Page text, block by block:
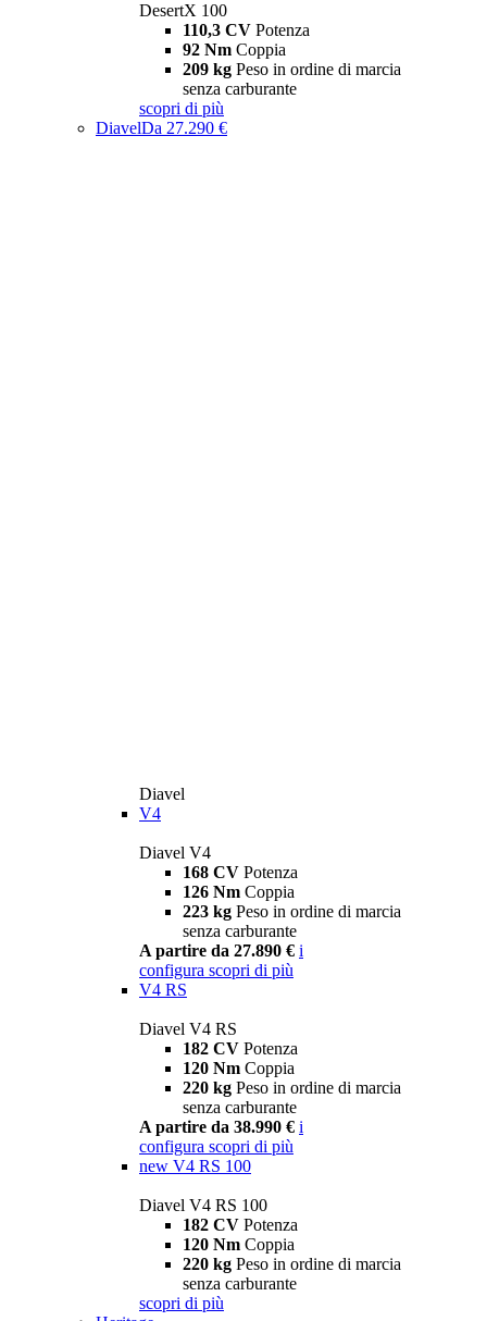
DesertX 100
110,3 CV Potenza
92 Nm Coppia
209 kg Peso in ordine di marcia
senza carburante
scopri di più
DiavelDa 27.290 €
Diavel
V4
Diavel V4
168 CV Potenza
126 Nm Coppia
223 kg Peso in ordine di marcia
senza carburante
A partire da 27.890 € i
configura scopri di più
V4 RS
Diavel V4 RS
182 CV Potenza
120 Nm Coppia
220 kg Peso in ordine di marcia
senza carburante
A partire da 38.990 € i
configura scopri di più
new V4 RS 100
Diavel V4 RS 100
182 CV Potenza
120 Nm Coppia
220 kg Peso in ordine di marcia
senza carburante
scopri di più